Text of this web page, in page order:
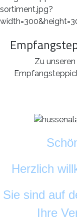
Zu unseren
Herzlich
Sie sind auf
Ihre